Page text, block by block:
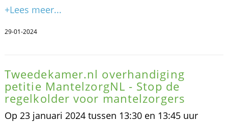
+Lees meer...
29-01-2024
Tweedekamer.nl overhandiging
petitie MantelzorgNL - Stop de
regelkolder voor mantelzorgers
Op 23 januari 2024 tussen 13:30 en 13:45 uur